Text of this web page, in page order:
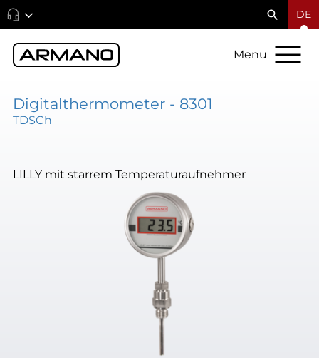
DE
Menu
Digitalthermometer - 8301
TDSCh
LILLY mit starrem Temperaturaufnehmer